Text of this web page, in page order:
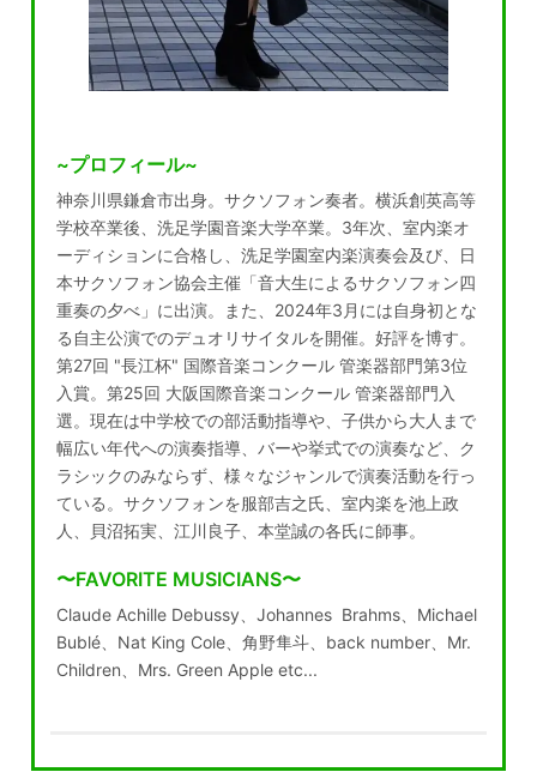
~プロフィール~
神奈川県鎌倉市出身。サクソフォン奏者。横浜創英高等
学校卒業後、洗足学園音楽大学卒業。3年次、室内楽オ
ーディションに合格し、洗足学園室内楽演奏会及び、日
本サクソフォン協会主催「音大生によるサクソフォン四
重奏の夕べ」に出演。また、2024年3月には自身初とな
る自主公演でのデュオリサイタルを開催。好評を博す。
第27回 "長江杯" 国際音楽コンクール 管楽器部門第3位
入賞。第25回 大阪国際音楽コンクール 管楽器部門入
選。現在は中学校での部活動指導や、子供から大人まで
幅広い年代への演奏指導、バーや挙式での演奏など、ク
ラシックのみならず、様々なジャンルで演奏活動を行っ
ている。サクソフォンを服部吉之氏、室内楽を池上政
人、貝沼拓実、江川良子、本堂誠の各氏に師事。
〜FAVORITE MUSICIANS〜
Claude Achille Debussy、Johannes Brahms、Michael
Bublé、Nat King Cole、角野隼斗、back number、Mr.
Children、Mrs. Green Apple etc...